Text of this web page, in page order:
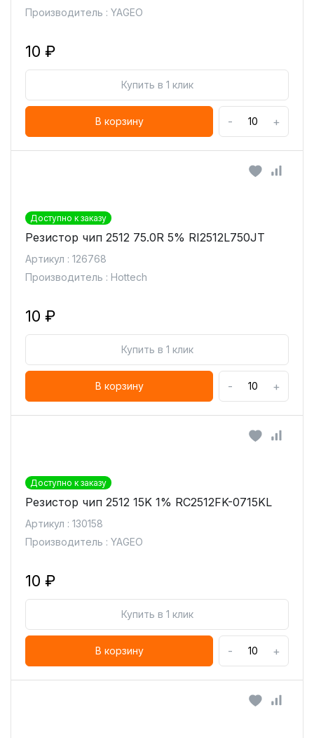
Производитель : YAGEO
10 ₽
Купить в 1 клик
В корзину - +
Доступно к заказу
Резистор чип 2512 75.0R 5% RI2512L750JT
Артикул : 126768
Производитель : Hottech
10 ₽
Купить в 1 клик
В корзину - +
Доступно к заказу
Резистор чип 2512 15K 1% RC2512FK-0715KL
Артикул : 130158
Производитель : YAGEO
10 ₽
Купить в 1 клик
В корзину - +